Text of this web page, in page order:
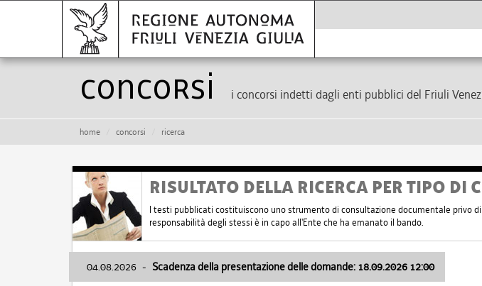
Concorsi i concorsi indetti dagli enti pubblici del Friuli
home concorsi ricerca
RISULTATO DELLA RICERCA PER TIPO DI
I testi pubblicati costituiscono uno strumento di consultazione documentale privo
responsabilità degli stessi è in capo all'Ente che ha emanato il bando.
04.08.2026 - Scadenza della presentazione delle domande: 18.09.2026 12:00